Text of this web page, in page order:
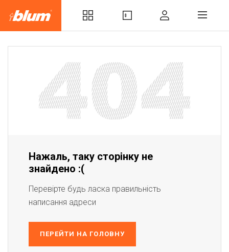
Нажаль, таку сторінку не
знайдено :(
Перевірте будь ласка правильність
написання адреси
ПЕРЕЙТИ НА ГОЛОВНУ